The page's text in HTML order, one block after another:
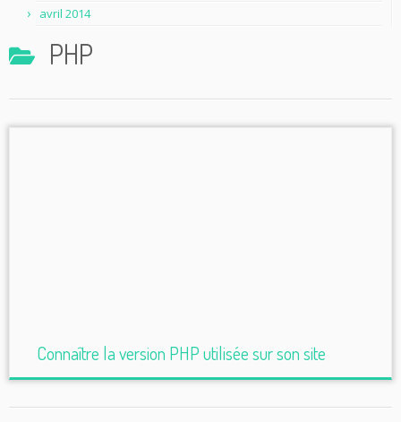
avril 2014
PHP
Connaître la version PHP utilisée sur son site